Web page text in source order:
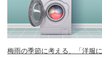
梅雨の季節に考える、「洋服に